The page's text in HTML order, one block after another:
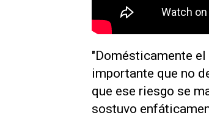
"Domésticamente
importante que no
que ese riesgo se
sostuvo